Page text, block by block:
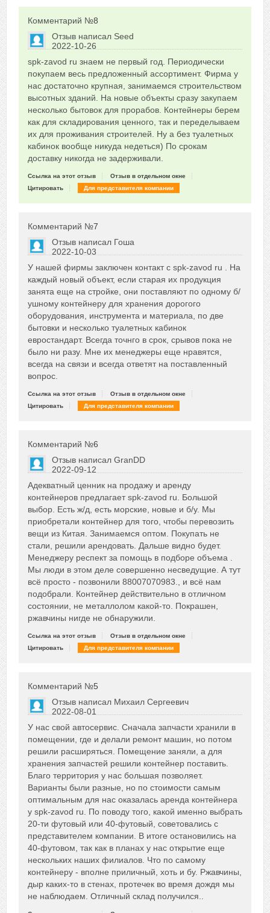
Комментарий №8
Отзыв написал Seed
2022-10-26
0
Сказать друзьям об отзыве
spk-zavod ru знаем не первый год. Периодически
покупаем весь предложенный ассортимент. Фирма у
нас достаточно крупная, занимаемся строительством
высотных зданий. На новые объекты сразу закупаем
несколько бытовок для прорабов. Контейнеры берем
как для складирования ценного, так и переделываем
их для проживания строителей. Ну а без туалетных
кабинок вообще никуда недеться) По срокам
доставку никогда не задерживали.
Ссылка на этот отзыв
Отзыв в отдельном окне
Цитировать
Для представителя компании
Комментарий №7
Отзыв написал Гоша
2022-10-03
0
Сказать друзьям об отзыве
У нашей фирмы заключен контакт с spk-zavod ru . На
каждый новый объект, если старая их продукция
занята еще на стройке, они поставляют по одному б/
ушному контейнеру для хранения дорогого
оборудования, инструмента и материала, по две
бытовки и несколько туалетных кабинок
евростандарт. Всегда точнго в срок, срывов пока не
было ни разу. Мне их менеджеры еще нравятся,
всегда на связи и всегда ответят на поставленный
вопрос.
Ссылка на этот отзыв
Отзыв в отдельном окне
Цитировать
Для представителя компании
Комментарий №6
Отзыв написал GranDD
2022-09-12
0
Сказать друзьям об отзыве
Адекватный ценник на продажу и аренду
контейнеров предлагает spk-zavod ru. Большой
выбор. Есть ж/д, есть морские, новые и б/у. Мы
приобретали контейнер для того, чтобы перевозить
вещи из Китая. Занимаемся оптом. Покупать не
стали, решили арендовать. Дальше видно будет.
Менеджеру респект за помощь в подборе объема .
Мы люди в этом деле совершенно несведущие. А тут
всё просто - позвонили 88007070983., и всё нам
подобрали. Контейнер действительно в отличном
состоянии, не металлолом какой-то. Покрашен,
ржавчины нигде не обнаружили.
Ссылка на этот отзыв
Отзыв в отдельном окне
Цитировать
Для представителя компании
Комментарий №5
Отзыв написал Михаил Сергеевич
2022-08-01
0
Сказать друзьям об отзыве
У нас свой автосервис. Сначала запчасти хранили в
помещении, где и делали ремонт машин, но потом
решили расширяться. Помещение заняли, а для
хранения запчастей решили контейнер поставить.
Благо территория у нас большая позволяет.
Варианты были разные, но по стоимости самым
оптимальным для нас оказалась аренда контейнера
у spk-zavod ru. По поводу того, какой именно выбрать
20-ти футовый или 40-футовый, советовались с
представителем компании. В итоге остановились на
40-футовом, так как в планах у нас открытие еще
нескольких наших филиалов. Что по самому
контейнеру - вполне приличный, хоть и бу. Ржавчины,
дыр каких-то в стенах, протечек во время дождя мы
не наблюдаем. Отличный склад получился..